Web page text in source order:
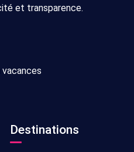
et transparence.
Destinations